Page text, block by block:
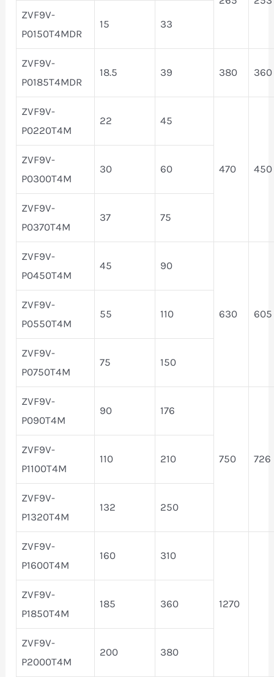
ZVF9V-
P0150T4MDR
15 33
ZVF9V-
P0185T4MDR
18.5 39 380 360
ZVF9V-
P0220T4M
22 45
470 450
ZVF9V-
P0300T4M
30 60
ZVF9V-
P0370T4M
37 75
ZVF9V-
P0450T4M
45 90
630 605
ZVF9V-
P0550T4M
55 110
ZVF9V-
P0750T4M
75 150
ZVF9V-
P090T4M
90 176
750 726
ZVF9V-
P1100T4M
110 210
ZVF9V-
P1320T4M
132 250
ZVF9V-
P1600T4M
160 310
1270
ZVF9V-
P1850T4M
185 360
ZVF9V-
P2000T4M
200 380